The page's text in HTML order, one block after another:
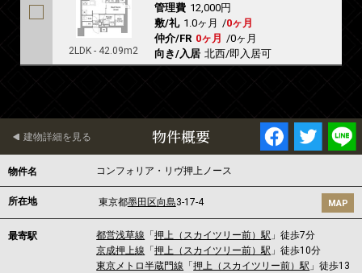
2LDK - 42.09m2
管理費 12,000円
敷/礼 1.0ヶ月 /0ヶ月
仲介/FR 0ヶ月 /0ヶ月
向き/入居 北西/即入居可
物件概要
建物詳細を見る
物件名 コンフォリア・リヴ押上ノース
所在地 東京都墨田区向島3-17-4 MAP
最寄駅 都営浅草線 「押上（スカイツリー前）駅 」徒歩7分
京成押上線 「押上（スカイツリー前）駅 」徒歩10分
東京メトロ半蔵門線 「押上（スカイツリー前）駅 」徒歩13